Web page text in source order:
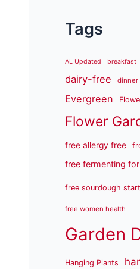
Tags
AL Updated breakfast
dairy-free dinner
Evergreen
Flower
free allergy free
free fermenting
free sourdough
free women health
Garden
Hanging Plants